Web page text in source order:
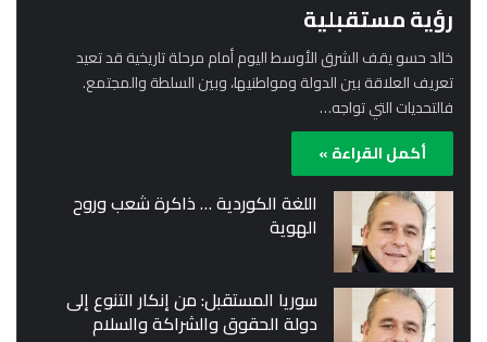
رؤية مستقبلية
خالد حسو يقف الشرق الأوسط اليوم أمام مرحلة تاريخية قد تعيد
تعريف العلاقة بين الدولة ومواطنيها، وبين السلطة والمجتمع.
فالتحديات التي تواجه…
أكمل القراءة »
اللغة الكوردية … ذاكرة شعب وروح
الهوية
سوريا المستقبل: من إنكار التنوع إلى
دولة الحقوق والشراكة والسلام